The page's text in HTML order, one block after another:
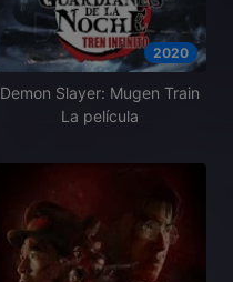
2020
Demon Slayer: Mugen Train
La película